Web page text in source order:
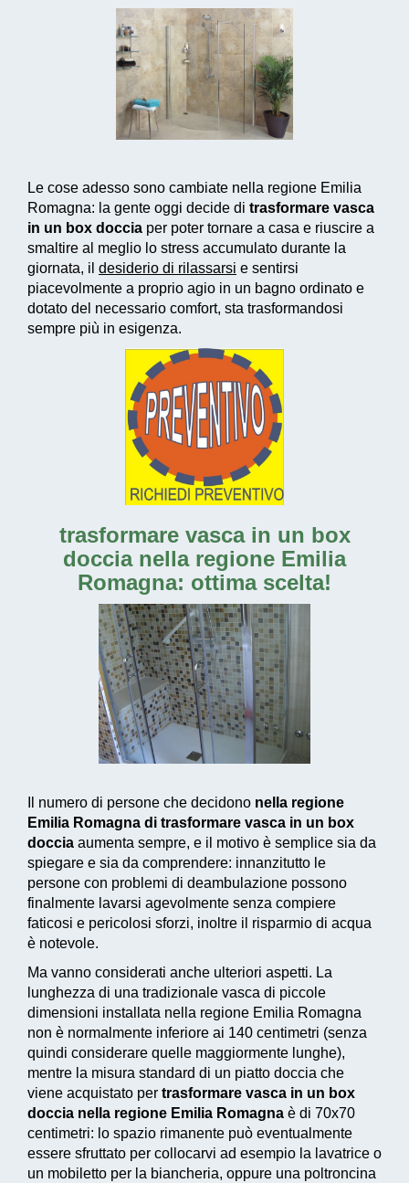
Le cose adesso sono cambiate nella regione Emilia
Romagna: la gente oggi decide di trasformare vasca
in un box doccia per poter tornare a casa e riuscire a
smaltire al meglio lo stress accumulato durante la
giornata, il desiderio di rilassarsi e sentirsi
piacevolmente a proprio agio in un bagno ordinato e
dotato del necessario comfort, sta trasformandosi
sempre più in esigenza.
trasformare vasca in un box
doccia nella regione Emilia
Romagna: ottima scelta!
Il numero di persone che decidono nella regione
Emilia Romagna di trasformare vasca in un box
doccia aumenta sempre, e il motivo è semplice sia da
spiegare e sia da comprendere: innanzitutto le
persone con problemi di deambulazione possono
finalmente lavarsi agevolmente senza compiere
faticosi e pericolosi sforzi, inoltre il risparmio di acqua
è notevole.
Ma vanno considerati anche ulteriori aspetti. La
lunghezza di una tradizionale vasca di piccole
dimensioni installata nella regione Emilia Romagna
non è normalmente inferiore ai 140 centimetri (senza
quindi considerare quelle maggiormente lunghe),
mentre la misura standard di un piatto doccia che
viene acquistato per trasformare vasca in un box
doccia nella regione Emilia Romagna è di 70x70
centimetri: lo spazio rimanente può eventualmente
essere sfruttato per collocarvi ad esempio la lavatrice o
un mobiletto per la biancheria, oppure una poltroncina